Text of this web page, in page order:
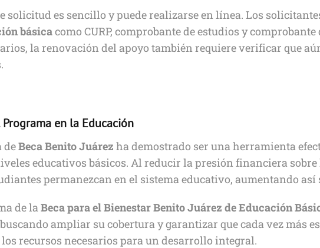
solicitud es sencillo y puede realizarse en línea. Los
básicacomo CURP, comprobante de estudios y
la renovación del apoyo también requiere verificar que
en la Educación
deBeca Benito Juárez ha demostrado ser una herramienta
educativos básicos. Al reducir la presión financiera
permanezcan en el sistema educativo, aumentando
de laBeca para el Bienestar Benito Juárez de Educación
ampliar su cobertura y garantizar que cada vez más
recursos necesarios para un desarrollo integral.